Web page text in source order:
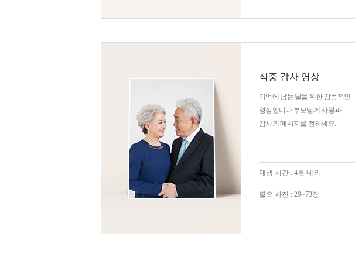
식중 감사 영상
기억에 남는 날을 위한 감동적인
영상입니다.부모님께 사랑과
감사의 메시지를 전하세요.
재생 시간 : 4분 내외
필요 사진 : 29~73장